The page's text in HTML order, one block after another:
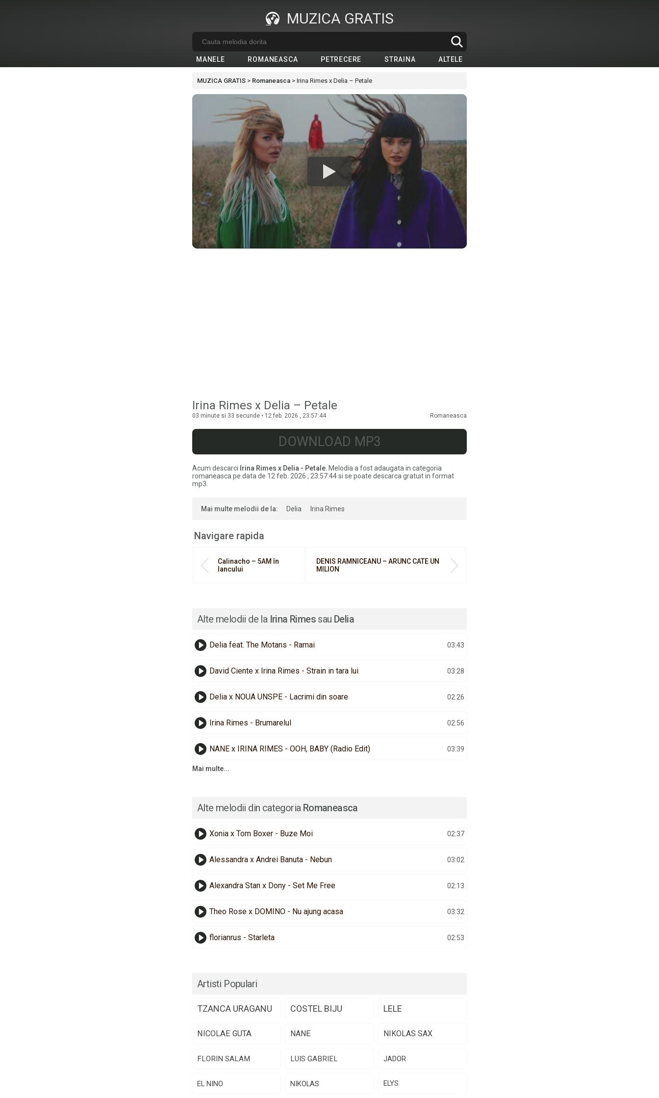
MUZICA GRATIS
MANELE ROMANEASCA PETRECERE STRAINA ALTELE
MUZICA GRATIS > Romaneasca > Irina Rimes x Delia – Petale
Irina Rimes x Delia – Petale
03 minute si 33 secunde • 12 feb. 2026 , 23:57:44 Romaneasca
DOWNLOAD MP3
Acum descarci Irina Rimes x Delia - Petale . Melodia a fost adaugata in categoria
romaneasca pe data de 12 feb. 2026 , 23:57:44 si se poate descarca gratuit in format
mp3.
Mai multe melodii de la: Delia Irina Rimes
Navigare rapida
Calinacho – 5AM în
Iancului
DENIS RAMNICEANU – ARUNC CATE UN
MILION
Alte melodii de la Irina Rimes sau Delia
Delia feat. The Motans - Ramai 03:43
David Ciente x Irina Rimes - Strain in tara lui 03:28
Delia x NOUA UNSPE - Lacrimi din soare 02:26
Irina Rimes - Brumarelul 02:56
NANE x IRINA RIMES - OOH, BABY (Radio Edit) 03:39
Mai multe...
Alte melodii din categoria Romaneasca
Xonia x Tom Boxer - Buze Moi 02:37
Alessandra x Andrei Banuta - Nebun 03:02
Alexandra Stan x Dony - Set Me Free 02:13
Theo Rose x DOMINO - Nu ajung acasa 03:32
florianrus - Starleta 02:53
Artisti Populari
TZANCA URAGANU COSTEL BIJU LELE
NICOLAE GUTA NANE NIKOLAS SAX
FLORIN SALAM LUIS GABRIEL JADOR
EL NINO NIKOLAS ELYS